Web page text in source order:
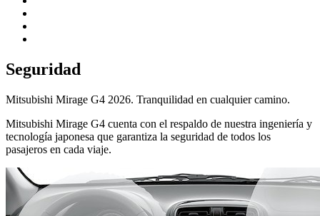
Seguridad
Mitsubishi Mirage G4 2026. Tranquilidad en cualquier camino.
Mitsubishi Mirage G4 cuenta con el respaldo de nuestra ingeniería y
tecnología japonesa que garantiza la seguridad de todos los
pasajeros en cada viaje.